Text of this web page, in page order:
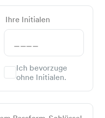
Ihre Initialen
Ich bevorzuge
ohne Initialen.